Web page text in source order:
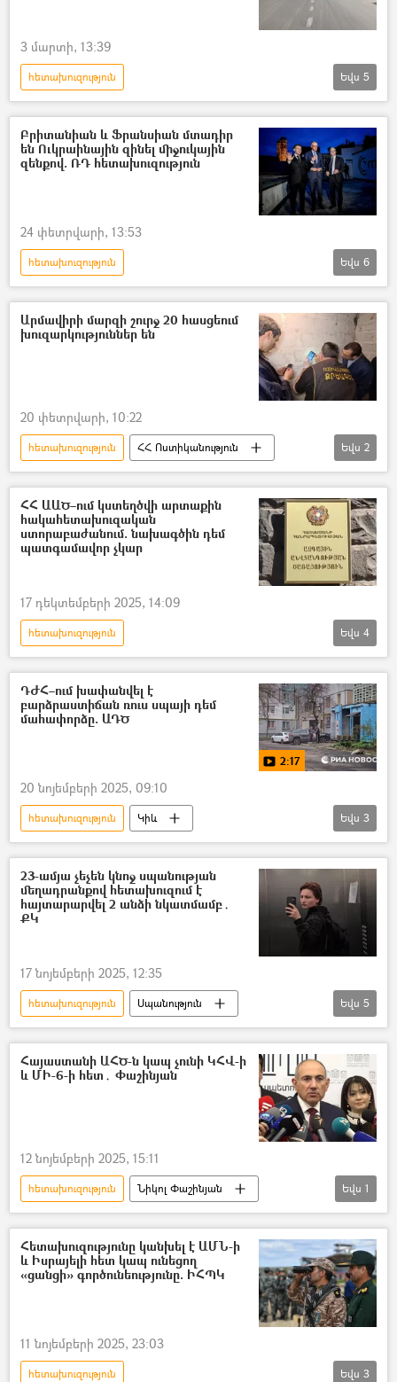
3 մարտի, 13:39
հետախուզություն
Իրանի Իսլամական Հանրապետություն
Թեհրան
ԱՄՆ
Իսրայել
Պատերազմ
Եվս 5
Բրիտանիան և Ֆրանսիան մտադիր
են Ուկրաինային զինել միջուկային
զենքով. ՌԴ հետախուզություն
24 փետրվարի, 13:53
հետախուզություն
Դոնբասի պաշտպանություն. ՌԴ–ի ռազմական հատուկ գործողությունը Ուկրաինայում
Հատուկ ռազմական գործողություն
ռազմական հատուկ գործողություն
Եվս 6
Արմավիրի մարզի շուրջ 20 հասցեում
խուզարկություններ են
20 փետրվարի, 10:22
հետախուզություն
ՀՀ Ոստիկանություն
Արմավիրի մարզ
ՀՀ քննչական կոմիտե
Եվս 2
ՀՀ ԱԱԾ–ում կստեղծվի արտաքին
հակահետախուզական
ստորաբաժանում. նախագծին դեմ
պատգամավոր չկար
17 դեկտեմբերի 2025, 14:09
հետախուզություն
ՀՀ ազգային անվտանգության ծառայություն. ԱԱԾ
Արտաքին հետախուզության ծառայություն
ԱԺ (Ազգային ժողով)
Օրենք
Եվս 4
ԴԺՀ–ում խափանվել է
բարձրաստիճան ռուս սպայի դեմ
մահափորձը. ԱԴԾ
2:17
20 նոյեմբերի 2025, 09:10
հետախուզություն
Կիև
Անվտանգության դաշնային ծառայություն (ԱԴԾ)
Ռուսաստան
Տեսանյութեր
Եվս 3
23-ամյա չեչեն կնոջ սպանության
մեղադրանքով հետախուզում է
հայտարարվել 2 անձի նկատմամբ․
ՔԿ
17 նոյեմբերի 2025, 12:35
հետախուզություն
Սպանություն
Վթար, պատահար, սպանություն, գողություն
հետախուզում
Չեչնիա
Կին
ՀՀ քննչական կոմիտե
Եվս 5
Հայաստանի ԱՀԾ-ն կապ չունի ԿՀՎ-ի
և ՄԻ-6-ի հետ․ Փաշինյան
12 նոյեմբերի 2025, 15:11
հետախուզություն
Նիկոլ Փաշինյան
Արտաքին հետախուզության ծառայություն
Եվս 1
Հետախուզությունը կանխել է ԱՄՆ-ի
և Իսրայելի հետ կապ ունեցող
«ցանցի» գործունեությունը. ԻՀՊԿ
11 նոյեմբերի 2025, 23:03
հետախուզություն
Եվս 3